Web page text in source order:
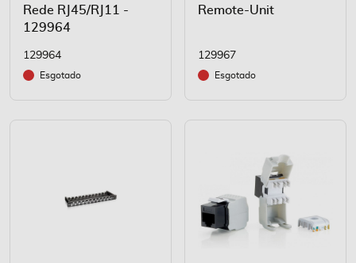
Rede RJ45/RJ11 -
129964
129964
Esgotado
Remote-Unit
129967
Esgotado